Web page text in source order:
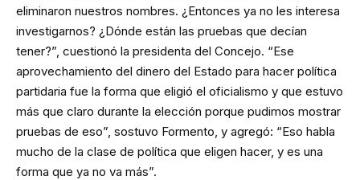
eliminaron nuestros nombres. ¿Entonces ya no les interesa
investigarnos? ¿Dónde están las pruebas que decían
tener?”, cuestionó la presidenta del Concejo. “Ese
aprovechamiento del dinero del Estado para hacer política
partidaria fue la forma que eligió el oficialismo y que estuvo
más que claro durante la elección porque pudimos mostrar
pruebas de eso”, sostuvo Formento, y agregó: “Eso habla
mucho de la clase de política que eligen hacer, y es una
forma que ya no va más”.